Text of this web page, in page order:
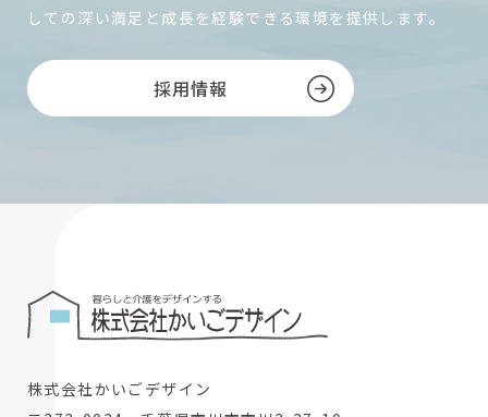
しての深い満足と成長を経験できる環境を提供します。
採用情報
株式会社かいごデザイン